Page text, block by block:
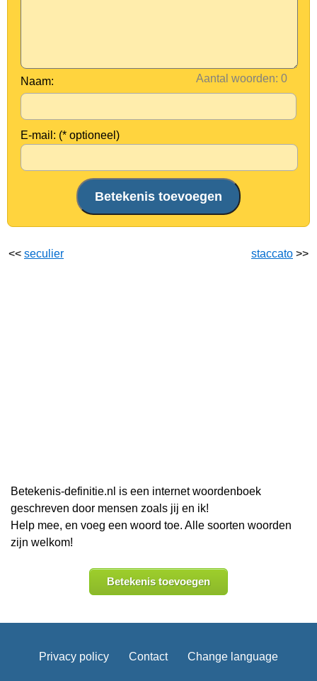
Aantal woorden:
Naam:
E-mail: (* optioneel)
<< seculier staccato >>
Betekenis-definitie.nl is een internet woordenboek
geschreven door mensen zoals jij en ik!
Help mee, en voeg een woord toe. Alle soorten woorden
zijn welkom!
Betekenis toevoegen
Privacy policy Contact Change language